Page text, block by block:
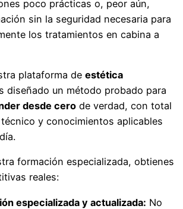
poco prácticas o, peor aún,
sin la seguridad necesaria para
los tratamientos en cabina a
plataforma deestética
diseñado un método probado para
desde cero de verdad, con total
y conocimientos aplicables
formación especializada, obtienes
reales:
especializada y actualizada: No